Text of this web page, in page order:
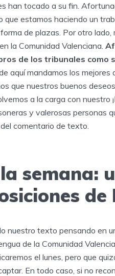
han tocado a su fin.
que estamos haciendo un
de plazas. Por otro lado,
la Comunidad Valenciana.
de los tribunales como
aquí mandamos los mejores
que nuestros buenos
a la carga con nuestro
y valerosas personas
comentario de texto.
semana:
de
nuestro texto pensando en
de la Comunidad
el lunes, pero que
En todo caso, si no